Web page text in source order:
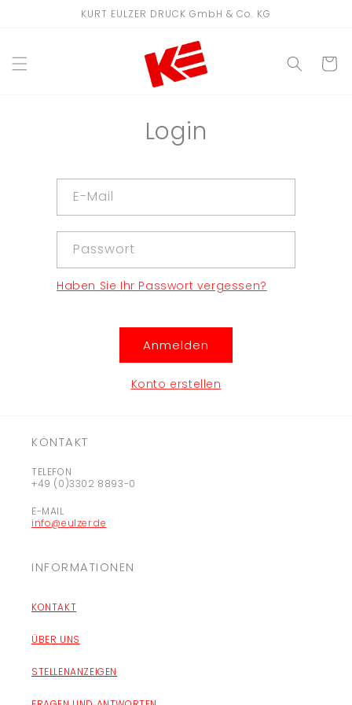
KURT EULZER DRUCK GmbH & Co. KG
Login
E-Mail
Passwort
Haben Sie Ihr Passwort vergessen?
Anmelden
Konto erstellen
KONTAKT
TELEFON
+49 (0)3302 8893-0
E-MAIL
info@eulzer.de
INFORMATIONEN
KONTAKT
ÜBER UNS
STELLENANZEIGEN